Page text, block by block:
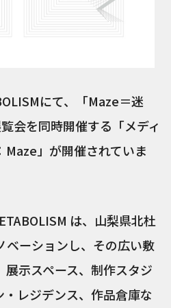
にて、「Maze＝迷
会を同時開催する「メディ
Maze」が開催されていま
は、山梨県北杜
ベーションし、その広い敷
示スペース、制作スタジ
レジデンス、作品倉庫な